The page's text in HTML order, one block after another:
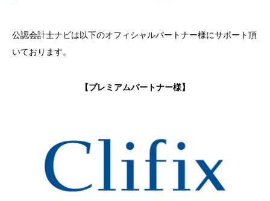
公認会計士ナビは以下のオフィシャルパートナー様にサポート頂
いております。
【プレミアムパートナー様】